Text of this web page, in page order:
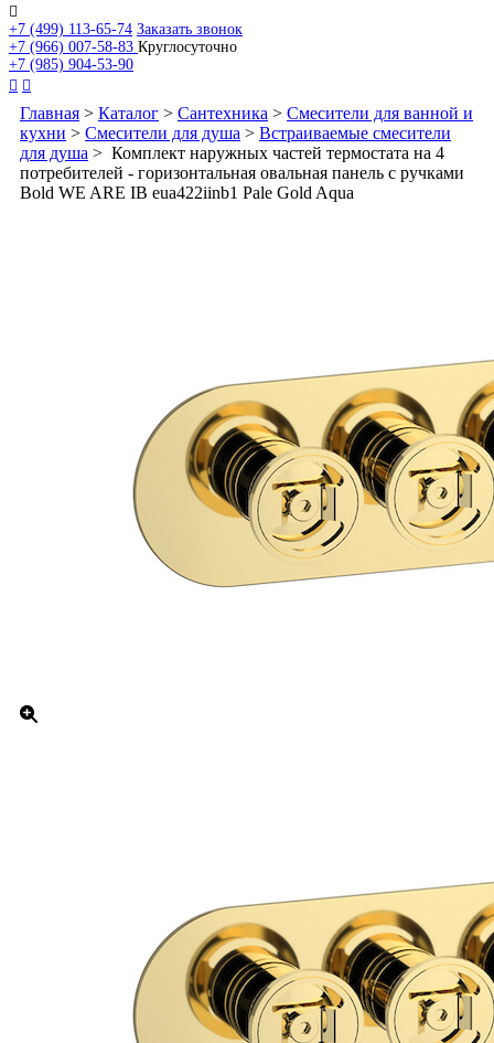

+7 (499) 113-65-74 Заказать звонок
+7 (966) 007-58-83 Круглосуточно
+7 (985) 904-53-90
 
Главная > Каталог > Сантехника > Смесители для ванной и
кухни > Смесители для душа > Встраиваемые смесители
для душа > Комплект наружных частей термостата на 4
потребителей - горизонтальная овальная панель с ручками
Bold WE ARE IB eua422iinb1 Pale Gold Aqua